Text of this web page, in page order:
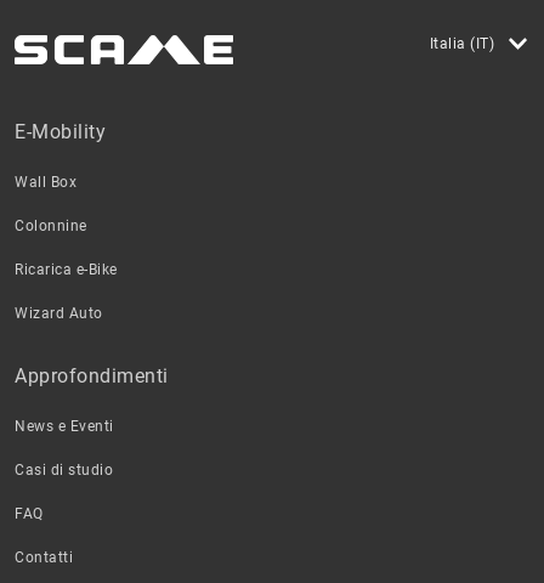
Italia (IT)
E-Mobility
Wall Box
Colonnine
Ricarica e-Bike
Wizard Auto
Approfondimenti
News e Eventi
Casi di studio
FAQ
Contatti